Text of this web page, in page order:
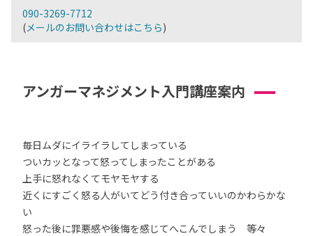
090-3269-7712
(メールのお問い合わせはこちら)
アンガーマネジメント入門講座案内
毎日ムダにイライラしてしまっている
ついカッとなって怒ってしまったことがある
上手に怒れなくてモヤモヤする
近くにすごく怒る人がいてどう付き合っていいのかわらかな
い
怒った後に罪悪感や後悔を感じてへこんでしまう 等々